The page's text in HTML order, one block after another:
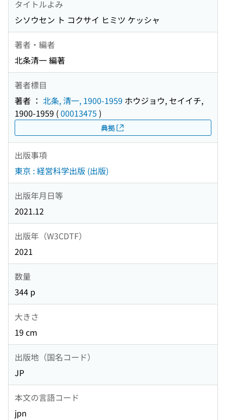
タイトルよみ
シソウセン ト コクサイ ヒミツ ケッシャ
著者・編者
北条清一 編著
著者標目
著者 ： 北条, 清一, 1900-1959 ホウジョウ, セイイチ,
1900-1959 (00013475 )
典拠
出版事項
東京 : 経営科学出版 (出版)
出版年月日等
2021.12
出版年（W3CDTF）
2021
数量
344 p
大きさ
19 cm
出版地（国名コード）
JP
本文の言語コード
jpn